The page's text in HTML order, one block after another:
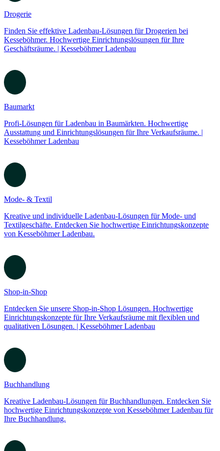
Drogerie
Finden Sie effektive Ladenbau-Lösungen für Drogerien bei
Baumarkt
Profi-Lösungen für Ladenbau in Baumärkten. Hochwertige
Mode- & Textil
von Kesseböhmer Ladenbau.
Shop-in-Shop
qualitativen Lösungen. | Kesseböhmer Ladenbau
Buchhandlung
hochwertige Einrichtungskonzepte von Kesseböhmer Ladenbau für